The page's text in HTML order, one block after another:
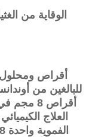
الوقاية من
أقراص ومحلول
أقراص 8
العلاج